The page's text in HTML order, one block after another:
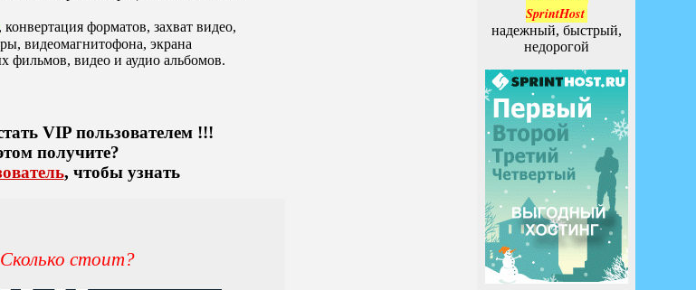
VIP пользователем !!!
получите?
, чтобы узнать